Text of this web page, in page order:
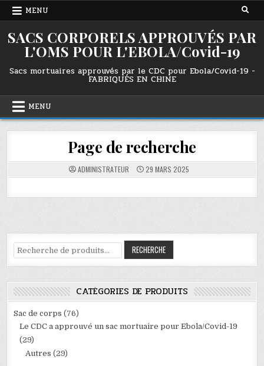
Skip
MENU
SACS CORPORELS APPROUVÉS PAR
L'OMS POUR L'EBOLA/Covid-19
Sacs mortuaires approuvés par le CDC pour Ebola/Covid-19 -
FABRIQUÉS EN CHINE
MENU
Page de recherche
ADMINISTRATEUR 29 MARS 2025
Recherche
pour :
RECHERCHE
CATÉGORIES DE PRODUITS
Sac de corps (76)
Le CDC a approuvé un sac mortuaire pour Ebola/Covid-19
(29)
Autres (29)